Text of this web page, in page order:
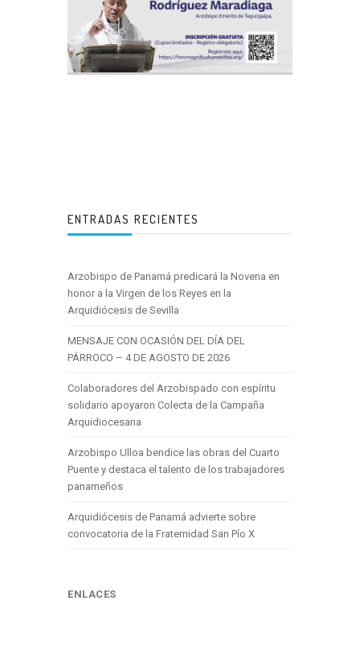
ENTRADAS RECIENTES
Arzobispo de Panamá predicará la Novena en
honor a la Virgen de los Reyes en la
Arquidiócesis de Sevilla
MENSAJE CON OCASIÓN DEL DÍA DEL
PÁRROCO – 4 DE AGOSTO DE 2026
Colaboradores del Arzobispado con espíritu
solidario apoyaron Colecta de la Campaña
Arquidiocesana
Arzobispo Ulloa bendice las obras del Cuarto
Puente y destaca el talento de los trabajadores
panameños
Arquidiócesis de Panamá advierte sobre
convocatoria de la Fraternidad San Pío X
ENLACES